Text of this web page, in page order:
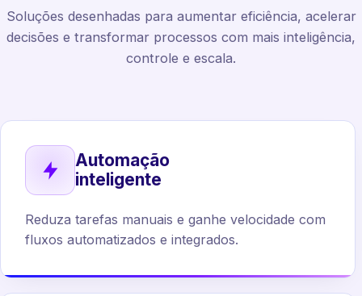
Soluções desenhadas para aumentar eficiência, acelerar
decisões e transformar processos com mais inteligência,
controle e escala.
Automação
inteligente
Reduza tarefas manuais e ganhe velocidade com
fluxos automatizados e integrados.